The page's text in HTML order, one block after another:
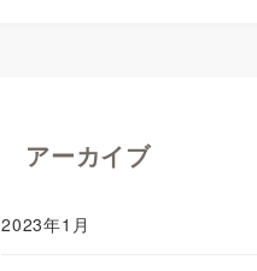
アーカイブ
2023年1月